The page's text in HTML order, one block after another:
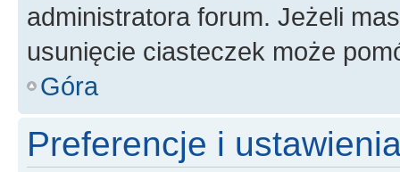
administratora forum. Jeżeli
usunięcie ciasteczek może
Góra
Preferencje i